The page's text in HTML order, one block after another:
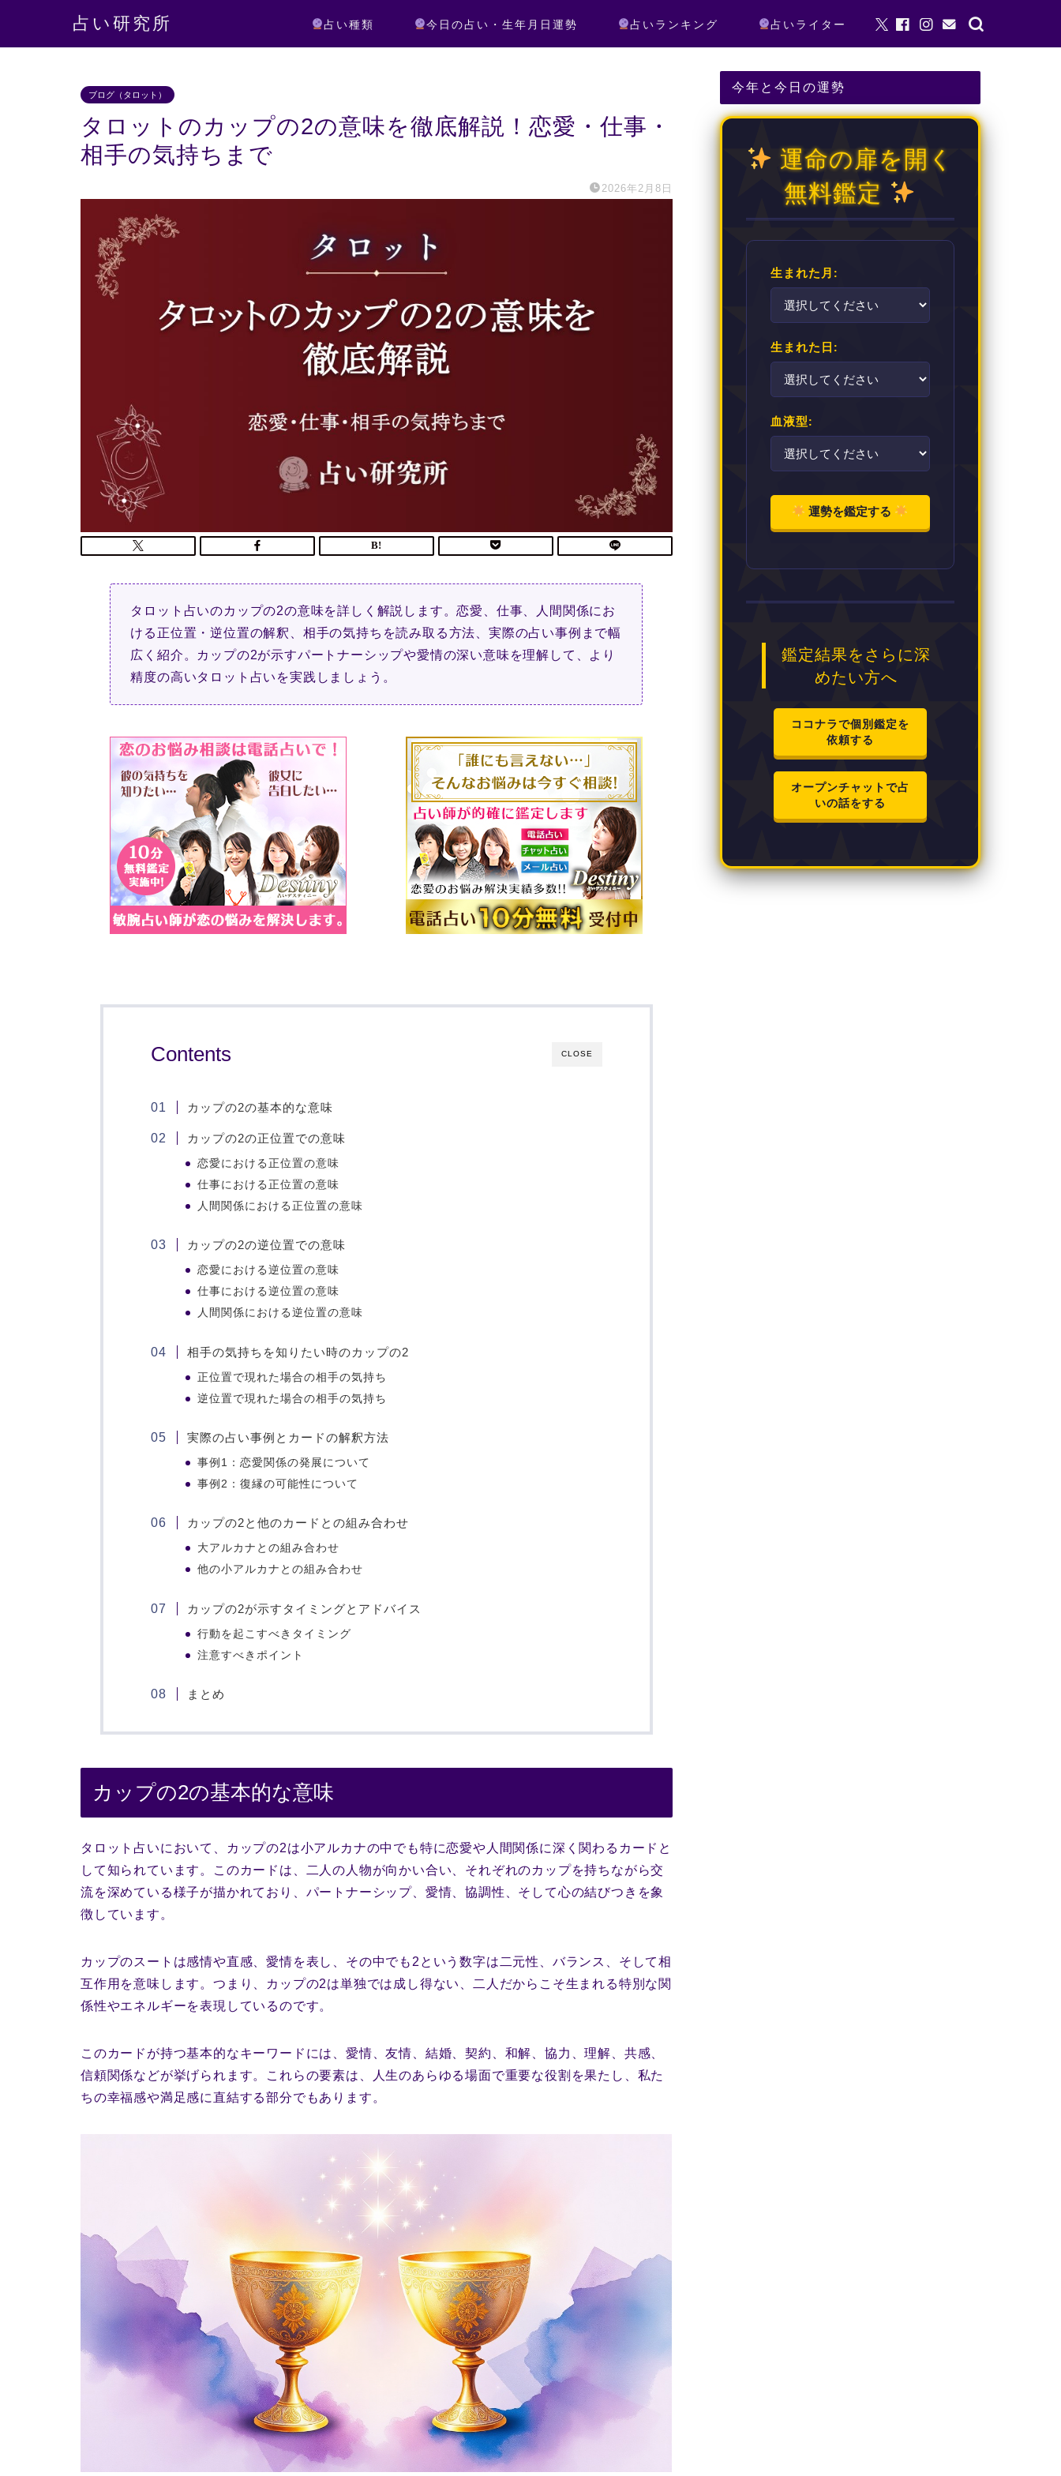
占い研究所 占い種類 今日の占い・生年月日運勢 占いランキング 占いライター
ブログ（タロット）
タロットのカップの2の意味を徹底解説！恋愛・仕事・
相手の気持ちまで
2026年2月8日
タロット占いのカップの2の意味を詳しく解説します。恋愛、仕事、人間関係にお
ける正位置・逆位置の解釈、相手の気持ちを読み取る方法、実際の占い事例まで幅
広く紹介。カップの2が示すパートナーシップや愛情の深い意味を理解して、より
精度の高いタロット占いを実践しましょう。
CLOSE
Contents
カップの2の基本的な意味
カップの2の正位置での意味
恋愛における正位置の意味
仕事における正位置の意味
人間関係における正位置の意味
カップの2の逆位置での意味
恋愛における逆位置の意味
仕事における逆位置の意味
人間関係における逆位置の意味
相手の気持ちを知りたい時のカップの2
正位置で現れた場合の相手の気持ち
逆位置で現れた場合の相手の気持ち
実際の占い事例とカードの解釈方法
事例1：恋愛関係の発展について
事例2：復縁の可能性について
カップの2と他のカードとの組み合わせ
大アルカナとの組み合わせ
他の小アルカナとの組み合わせ
カップの2が示すタイミングとアドバイス
行動を起こすべきタイミング
注意すべきポイント
まとめ
カップの2の基本的な意味
タロット占いにおいて、カップの2は小アルカナの中でも特に恋愛や人間関係に深く関わるカードと
して知られています。このカードは、二人の人物が向かい合い、それぞれのカップを持ちながら交
流を深めている様子が描かれており、パートナーシップ、愛情、協調性、そして心の結びつきを象
徴しています。
カップのスートは感情や直感、愛情を表し、その中でも2という数字は二元性、バランス、そして相
互作用を意味します。つまり、カップの2は単独では成し得ない、二人だからこそ生まれる特別な関
係性やエネルギーを表現しているのです。
このカードが持つ基本的なキーワードには、愛情、友情、結婚、契約、和解、協力、理解、共感、
信頼関係などが挙げられます。これらの要素は、人生のあらゆる場面で重要な役割を果たし、私た
ちの幸福感や満足感に直結する部分でもあります。
今年と今日の運勢
運命の扉を開く
無料鑑定
生まれた月:
生まれた日:
血液型:
運勢を鑑定する
鑑定結果をさらに深
めたい方へ
ココナラで個別鑑定を
依頼する
オープンチャットで占
いの話をする